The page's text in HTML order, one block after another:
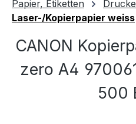
Papier, Etiketten
Laser-/Kopierpapier weiss
CANON
zero A4
500